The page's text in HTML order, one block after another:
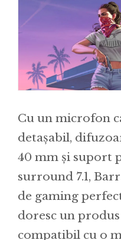
Cu un microfon
detașabil,
40 mm și suport
surround 7.1,
de gaming
doresc un
compatibil cu o